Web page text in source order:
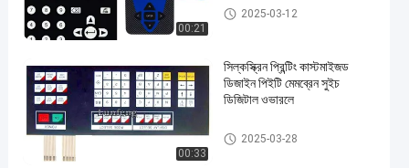
#
পিইটি
মেমব্রেন
সুইচ
#
3M
00:21
পিইটি মেমব্রেন সুইচ
2025-03-12
00:33
সিল্কস্ক্রিন প্রিন্টিং কাস্টমাইজড
ডিজাইন পিইটি মেমব্রেন সুইচ
ডিজিটাল ওভারলে
পিইটি মেমব্রেন সুইচ
2025-03-28